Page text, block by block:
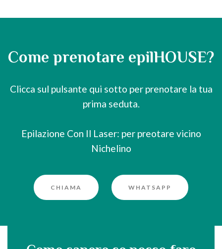
Come prenotare epilHOUSE?
Clicca sul pulsante qui sotto per prenotare la tua
prima seduta.
Epilazione Con Il Laser: per preotare vicino
Nichelino
CHIAMA WHATSAPP